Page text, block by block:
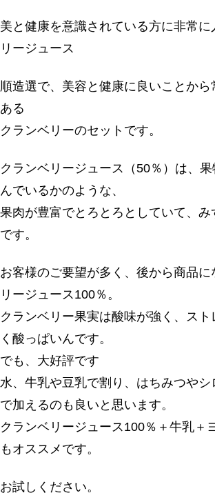
美と健康を意識されている方に非常
リージュース
順造選で、美容と健康に良いことか
ある
クランベリーのセットです。
クランベリージュース（50％）は、
んでいるかのような、
果肉が豊富でとろとろとしていて、み
です。
お客様のご要望が多く、後から商品
リージュース100％。
クランベリー果実は酸味が強く、ス
く酸っぱいんです。
でも、大好評です
水、牛乳や豆乳で割り、はちみつやシ
で加えるのも良いと思います。
クランベリージュース100％＋牛乳＋
もオススメです。
お試しください。